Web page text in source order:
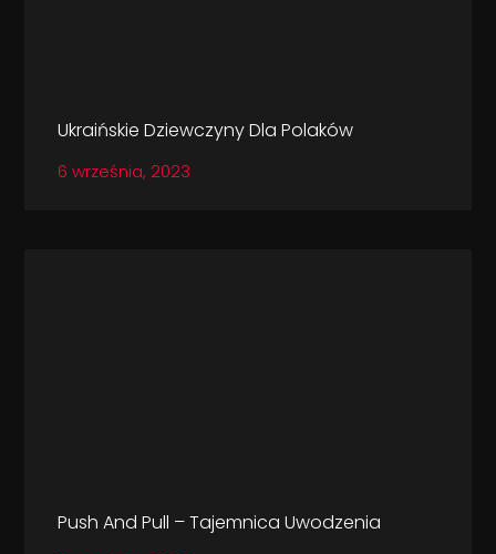
Ukraińskie Dziewczyny Dla Polaków
6 września, 2023
Push And Pull – Tajemnica Uwodzenia